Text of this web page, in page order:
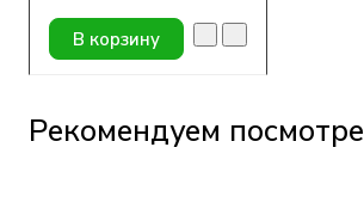
В корзину
Рекомендуем